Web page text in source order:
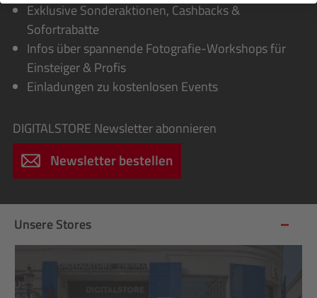
Exklusive Sonderaktionen, Cashbacks &
Sofortrabatte
Infos über spannende Fotografie-Workshops für
Einsteiger & Profis
Einladungen zu kostenlosen Events
DIGITALSTORE Newsletter abonnieren
Newsletter bestellen
Unsere Stores